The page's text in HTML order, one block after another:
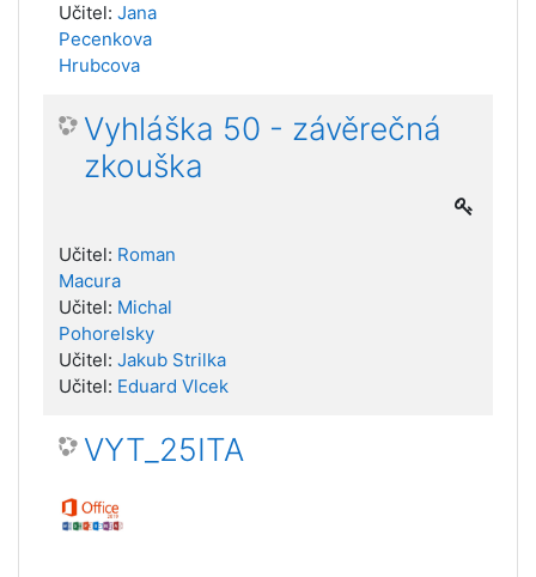
Učitel: Jana
Pecenkova
Hrubcova
Vyhláška 50 - závěrečná
zkouška
Učitel: Roman
Macura
Učitel: Michal
Pohorelsky
Učitel: Jakub Strilka
Učitel: Eduard Vlcek
VYT_25ITA